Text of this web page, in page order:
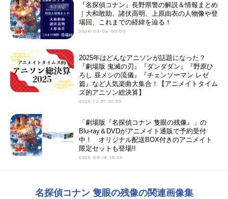
『名探偵コナン』長野県警の解説＆情報まとめ
｜大和敢助、諸伏高明、上原由衣の人物像や登
場回、これまでの経緯を辿る！
2026-03-04 00:00
2025年はどんなアニソンが話題になった？
『劇場版 鬼滅の刃』『ダンダダン』『野原ひ
ろし 昼メシの流儀』『チェンソーマン レゼ
篇』など人気楽曲大集合！【アニメイトタイム
ズ的アニソン総決算】
2025-12-31 20:30
「劇場版『名探偵コナン 隻眼の残像』」の
Blu-ray＆DVDがアニメイト通販で予約受付
中！ オリジナル配送BOX付きのアニメイト
限定セットも登場!!
2025-09-16 13:20
名探偵コナン 隻眼の残像の関連画像集